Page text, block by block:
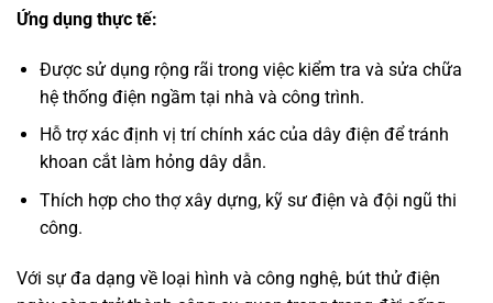
Ứng dụng thực tế:
Được sử dụng rộng rãi trong việc kiểm tra và sửa chữa
hệ thống điện ngầm tại nhà và công trình.
Hỗ trợ xác định vị trí chính xác của dây điện để tránh
khoan cắt làm hỏng dây dẫn.
Thích hợp cho thợ xây dựng, kỹ sư điện và đội ngũ thi
công.
Với sự đa dạng về loại hình và công nghệ, bút thử điện